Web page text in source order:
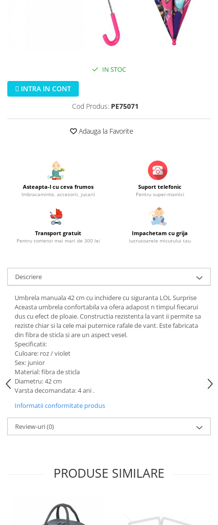
Masini, trenuri, avioane
Masinute Radiocomanda
Papusi si accesorii
Biciclete fara pedale
IN STOC
INTRA IN CONT
Cod Produs: PE75071
Adauga la Favorite
Asteapta-l cu ceva frumos
Imbracaminte, accesorii, jucarii
Suport telefonic
Pentru super-mamici
Transport gratuit
Pentru comenzi mai mari de 300 lei
Impachetam cu grija
lucrusoarele micutului tau
Descriere
Umbrela manuala 42 cm cu inchidere cu siguranta LOL Surprise
Aceasta umbrela confortabila va ofera adapost n timpul fiecarui
dus cu efect de ploaie. Constructia rezistenta la vant ii permite sa
reziste chiar si la cele mai puternice rafale de vant. Este fabricata
din fibra de sticla si are un aspect vesel.
Specificatii:
Culoare: roz / violet
Sex: junior
Material: fibra de sticla
Diametru: 42 cm
Varsta decomandata: 4 ani .
Informatii conformitate produs
Review-uri(0)
PRODUSE SIMILARE